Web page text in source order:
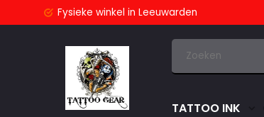
Fysieke winkel in Leeuwarden
TATTOO INK